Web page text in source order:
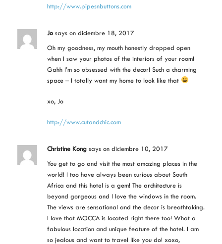
http://www.pipesnbuttons.com
Jo says on diciembre 18, 2017
Oh my goodness, my mouth honestly dropped open
when I saw your photos of the interiors of your room!
Gahh I’m so obsessed with the decor! Such a charming
space – I totally want my home to look like that
xo, Jo
http://www.cutandchic.com
Christine Kong says on diciembre 10, 2017
You get to go and visit the most amazing places in the
world! I too have always been curious about South
Africa and this hotel is a gem! The architecture is
beyond gorgeous and I love the windows in the room.
The views are sensational and the decor is breathtaking.
I love that MOCCA is located right there too! What a
fabulous location and unique feature of the hotel. I am
so jealous and want to travel like you do! xoxo,